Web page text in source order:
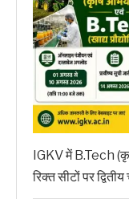
IGKV में B.Tech
रिक्त सीटों पर